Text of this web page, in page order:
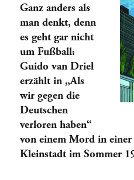
Ganz anders als
man denkt, denn
es geht gar nicht
um Fußball:
Guido van Driel
erzählt in „Als
wir gegen die
Deutschen
verloren haben“
von einem Mord in
Kleinstadt im Sommer